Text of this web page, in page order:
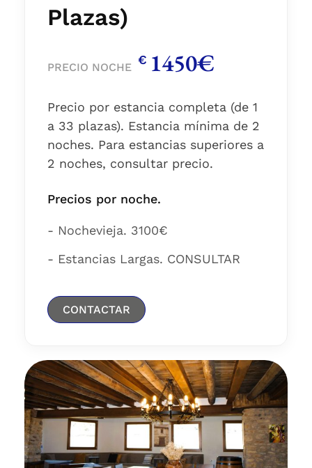
Plazas)
PRECIO NOCHE
€ 1450€
Precio por estancia completa (de 1
a 33 plazas). Estancia mínima de 2
noches. Para estancias superiores a
2 noches, consultar precio.
Precios por noche.
- Nochevieja. 3100€
- Estancias Largas. CONSULTAR
CONTACTAR